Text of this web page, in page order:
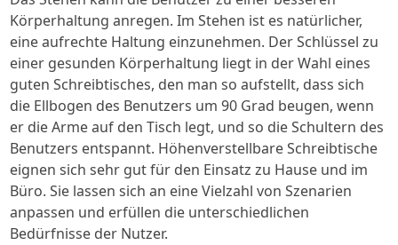
Körperhaltung anregen. Im Stehen ist es natürlicher,
eine aufrechte Haltung einzunehmen. Der Schlüssel zu
einer gesunden Körperhaltung liegt in der Wahl eines
guten Schreibtisches, den man so aufstellt, dass sich
die Ellbogen des Benutzers um 90 Grad beugen, wenn
er die Arme auf den Tisch legt, und so die Schultern des
Benutzers entspannt. Höhenverstellbare Schreibtische
eignen sich sehr gut für den Einsatz zu Hause und im
Büro. Sie lassen sich an eine Vielzahl von Szenarien
anpassen und erfüllen die unterschiedlichen
Bedürfnisse der Nutzer.